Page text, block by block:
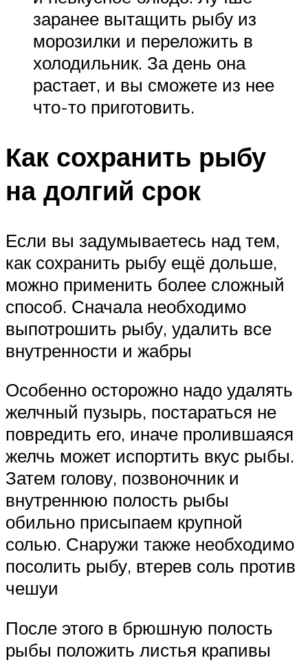
заранее вытащить рыбу из
морозилки и переложить в
холодильник. За день она
растает, и вы сможете из нее
что-то приготовить.
Как сохранить рыбу
на долгий срок
Если вы задумываетесь над тем,
как сохранить рыбу ещё дольше,
можно применить более сложный
способ. Сначала необходимо
выпотрошить рыбу, удалить все
внутренности и жабры
Особенно осторожно надо удалять
желчный пузырь, постараться не
повредить его, иначе пролившаяся
желчь может испортить вкус рыбы.
Затем голову, позвоночник и
внутреннюю полость рыбы
обильно присыпаем крупной
солью. Снаружи также необходимо
посолить рыбу, втерев соль против
чешуи
После этого в брюшную полость
рыбы положить листья крапивы